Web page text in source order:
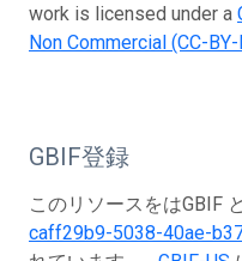
work is licensed under a
Non Commercial (CC-
GBIF登録
このリソースをはGBIF
caff29b9-5038-40ae-